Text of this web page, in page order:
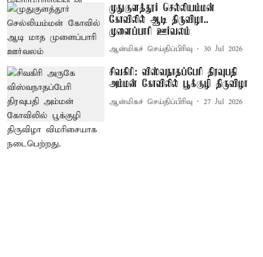
முதுகுளத்தூர் செல்லியம்மன்
கோவிலில் ஆடி திருவிழா..
முளைப்பாரி ஊர்வலம்
ஆன்மிகச் செய்திப்பிரிவு 30 Jul 2026
சிவகிரி: விஸ்வநாதப்பேரி திரவுபதி
அம்மன் கோவிலில் பூக்குழி திருவிழா
ஆன்மிகச் செய்திப்பிரிவு 27 Jul 2026